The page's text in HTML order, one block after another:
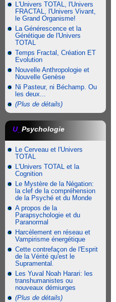
L'Univers TOTAL, l'Univers
FRACTAL, l'Univers Vivant,
le Grand Organisme!
La Générescence et la
Génétique de l'Univers
TOTAL
Temps Fractal, Création ET
Evolution
Nouvelle Anthropologie et
Nouvelle Genèse
Ni Pasteur, ni Béchamp. Ou
les deux...
(Plus de détails)
U_ Psychologie
Le Cerveau et l'Univers
TOTAL
L'Univers TOTAL et la
Cognition
Le Mystère de la Négation:
la clef de la compréhension
de la Psyché et du Monde
A propos de la
Parapsychologie et du
Paranormal
Harcèlement en réseau et
Vampirisme énergétique
Cette contrefaçon de l'Esprit
de la Vérité qu'est le
Supramental.
Les Yuval Noah Harari: les
transhumanistes ou
nouveaux démiurges
(Plus de détails)